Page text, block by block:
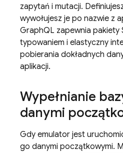
zapytań i mutacji.
wywołujesz je po nazwie z
GraphQL zapewnia pakiety
typowaniem i elastyczny
pobierania dokładnych
aplikacji.
Wypełnianie
danymi
Gdy emulator jest
go danymi początkowymi.